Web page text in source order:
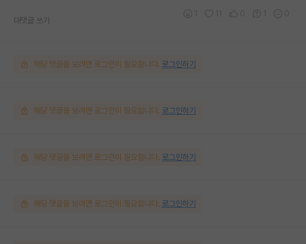
대댓글 쓰기
해당 댓글을 보려면 로그인이 필요합니다. 로그인하기
해당 댓글을 보려면 로그인이 필요합니다. 로그인하기
해당 댓글을 보려면 로그인이 필요합니다. 로그인하기
해당 댓글을 보려면 로그인이 필요합니다. 로그인하기